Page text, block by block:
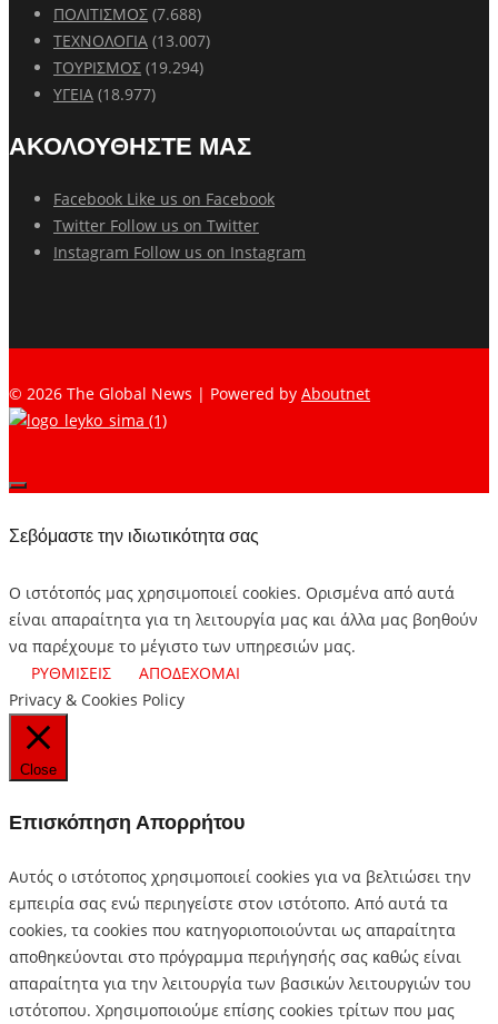
ΠΟΛΙΤΙΣΜΟΣ (7.688)
ΤΕΧΝΟΛΟΓΙΑ (13.007)
ΤΟΥΡΙΣΜΟΣ (19.294)
ΥΓΕΙΑ (18.977)
ΑΚΟΛΟΥΘΗΣΤΕ ΜΑΣ
Facebook Like us on Facebook
Twitter Follow us on Twitter
Instagram Follow us on Instagram
© 2026 The Global News | Powered by Aboutnet
Σεβόμαστε την ιδιωτικότητα σας
Ο ιστότοπός μας χρησιμοποιεί cookies. Ορισμένα από αυτά
είναι απαραίτητα για τη λειτουργία μας και άλλα μας βοηθούν
να παρέχουμε το μέγιστο των υπηρεσιών μας.
ΡΥΘΜΙΣΕΙΣ
ΑΠΟΔΕΧΟΜΑΙ
Privacy & Cookies Policy
Close
Επισκόπηση Απορρήτου
Αυτός ο ιστότοπος χρησιμοποιεί cookies για να βελτιώσει την
εμπειρία σας ενώ περιηγείστε στον ιστότοπο. Από αυτά τα
cookies, τα cookies που κατηγοριοποιούνται ως απαραίτητα
αποθηκεύονται στο πρόγραμμα περιήγησής σας καθώς είναι
απαραίτητα για την λειτουργία των βασικών λειτουργιών του
ιστότοπου. Χρησιμοποιούμε επίσης cookies τρίτων που μας